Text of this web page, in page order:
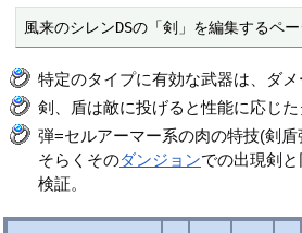
風来のシレンDSの「剣」を編集するペ
特定のタイプに有効な武器は、ダメ
剣、盾は敵に投げると性能に応じ
弾=セルアーマー系の肉の特技(剣
そらくそのダンジョンでの出現剣
検証。